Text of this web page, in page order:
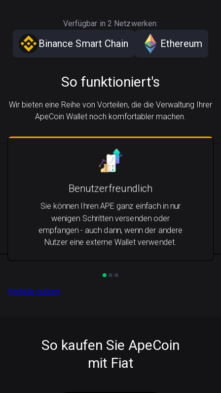
Verfügbar in 2 Netzwerken:
Binance Smart Chain Ethereum
So funktioniert's
Wir bieten eine Reihe von Vorteilen, die die Verwaltung Ihrer
ApeCoin Wallet noch komfortabler machen.
Benutzerfreundlich
Sie können Ihren APE ganz einfach in nur
wenigen Schritten versenden oder
empfangen - auch dann, wenn der andere
Nutzer eine externe Wallet verwendet.
Vorteile nutzen
So kaufen Sie ApeCoin
mit Fiat